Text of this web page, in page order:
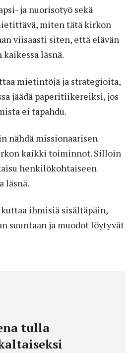
ja nuorisotyö sekä
miten tätä kirkon
viisaasti siten, että elävän
läsnä.
mietintöjä ja strategioita,
jäädä paperitiikereiksi, jos
ei tapahdu.
nähdä missionaarisen
kaikki toiminnot. Silloin
henkilökohtaiseen
läsnä.
ihmisiä sisältäpäin,
suuntaan ja muodot löytyvät
tulla